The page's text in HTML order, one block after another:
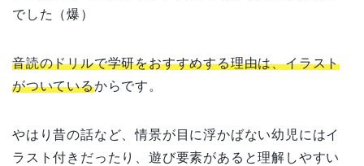
でした（爆）
音読のドリルで学研をおすすめする理由は、イラスト
がついているからです。
やはり昔の話など、情景が目に浮かばない幼児にはイ
ラスト付きだったり、遊び要素があると理解しやすい